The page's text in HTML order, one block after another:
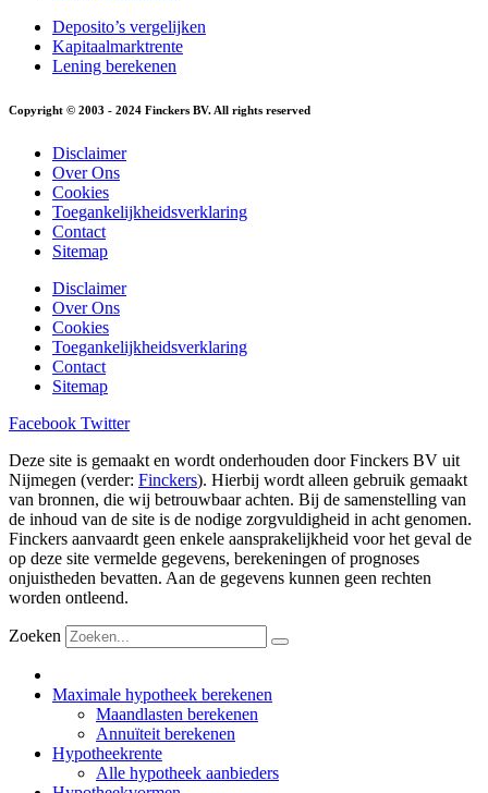
Deposito’s vergelijken
Kapitaalmarktrente
Lening berekenen
Copyright © 2003 - 2024 Finckers BV. All rights reserved
Disclaimer
Over Ons
Cookies
Toegankelijkheidsverklaring
Contact
Sitemap
Disclaimer
Over Ons
Cookies
Toegankelijkheidsverklaring
Contact
Sitemap
Facebook Twitter
Deze site is gemaakt en wordt onderhouden door Finckers BV uit
Nijmegen (verder: Finckers). Hierbij wordt alleen gebruik gemaakt
van bronnen, die wij betrouwbaar achten. Bij de samenstelling van
de inhoud van de site is de nodige zorgvuldigheid in acht genomen.
Finckers aanvaardt geen enkele aansprakelijkheid voor het geval de
op deze site vermelde gegevens, berekeningen of prognoses
onjuistheden bevatten. Aan de gegevens kunnen geen rechten
worden ontleend.
Zoeken
Maximale hypotheek berekenen
Maandlasten berekenen
Annuïteit berekenen
Hypotheekrente
Alle hypotheek aanbieders